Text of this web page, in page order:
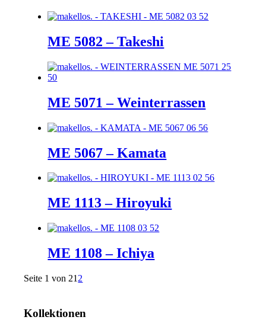
ME 5082 – Takeshi
ME 5071 – Weinterrassen
ME 5067 – Kamata
ME 1113 – Hiroyuki
ME 1108 – Ichiya
Seite 1 von 21 2
Kollektionen